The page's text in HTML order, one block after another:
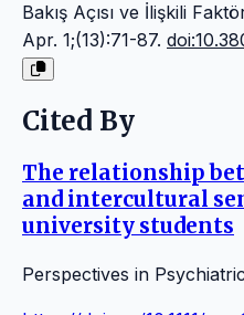
Bakış Açısı ve İlişkili
Apr. 1;(13):71-87.
Cited By
The relationship
and intercultural
university students
Perspectives in